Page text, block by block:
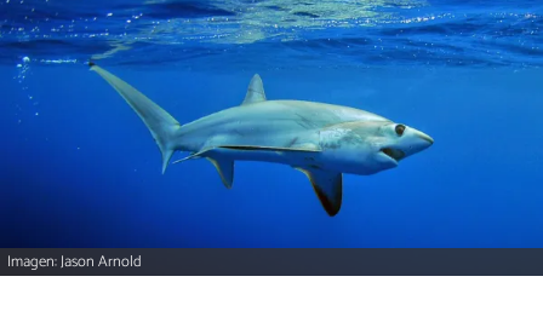
Imagen: Jason Arnold